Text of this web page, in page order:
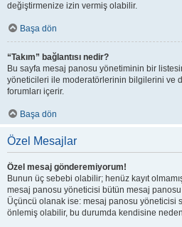
değiştirmenize izin vermiş olabilir.
Başa dön
“Takım” bağlantısı nedir?
Bu sayfa mesaj panosu yönetiminin bir
yöneticileri ile moderatörlerinin bilgilerini ve
forumları içerir.
Başa dön
Özel Mesajlar
Özel mesaj gönderemiyorum!
Bunun üç sebebi olabilir; henüz kayıt
mesaj panosu yöneticisi bütün mesaj
Üçüncü olanak ise: mesaj panosu yöneticisi
önlemiş olabilir, bu durumda kendisine